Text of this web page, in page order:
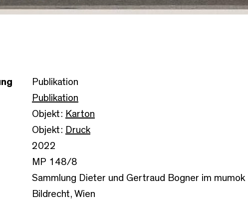
Publikation
Publikation
Objekt: Karton
Objekt: Druck
2022
MP 148/8
Sammlung Dieter und Gertraud Bogner im mumok
Bildrecht, Wien